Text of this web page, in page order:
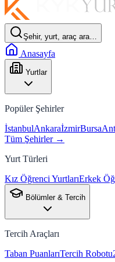
Şehir, yurt, araç ara…
Anasayfa
Yurtlar
Popüler Şehirler
İstanbulAnkaraİzmirBursa
Tüm Şehirler →
Yurt Türleri
Kız Öğrenci YurtlarıErkek
Bölümler & Tercih
Tercih Araçları
Taban PuanlarıTercih Robotu